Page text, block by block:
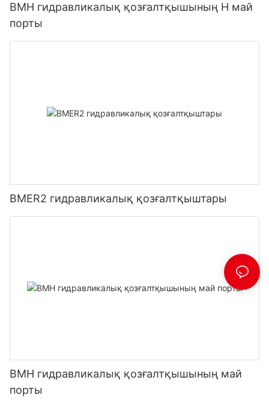
BMH гидравликалық қозғалтқышының H май
порты
BMER2 гидравликалық қозғалтқыштары
BMH гидравликалық қозғалтқышының май
порты